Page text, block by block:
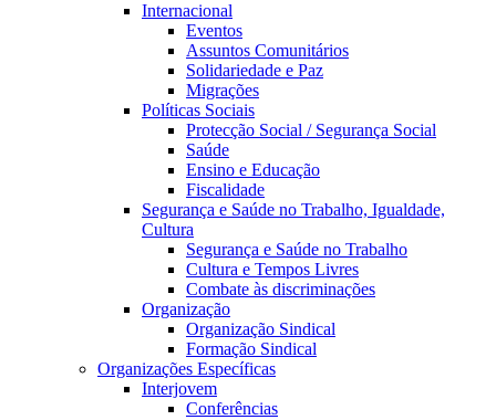
Internacional
Eventos
Assuntos Comunitários
Solidariedade e Paz
Migrações
Políticas Sociais
Protecção Social / Segurança Social
Saúde
Ensino e Educação
Fiscalidade
Segurança e Saúde no Trabalho, Igualdade,
Cultura
Segurança e Saúde no Trabalho
Cultura e Tempos Livres
Combate às discriminações
Organização
Organização Sindical
Formação Sindical
Organizações Específicas
Interjovem
Conferências